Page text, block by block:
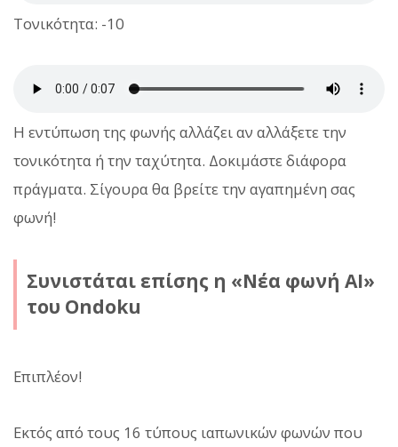
Τονικότητα: -10
Η εντύπωση της φωνής αλλάζει αν αλλάξετε την
τονικότητα ή την ταχύτητα. Δοκιμάστε διάφορα
πράγματα. Σίγουρα θα βρείτε την αγαπημένη σας
φωνή!
Συνιστάται επίσης η «Νέα φωνή AI»
του Ondoku
Επιπλέον!
Εκτός από τους 16 τύπους ιαπωνικών φωνών που